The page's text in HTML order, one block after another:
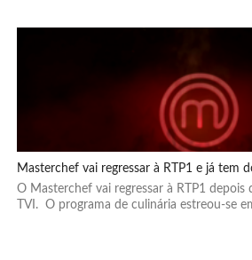
Masterchef vai regressar à RTP1 e já tem
O Masterchef vai regressar à RTP1 depois
TVI. O programa de culinária estreou-se